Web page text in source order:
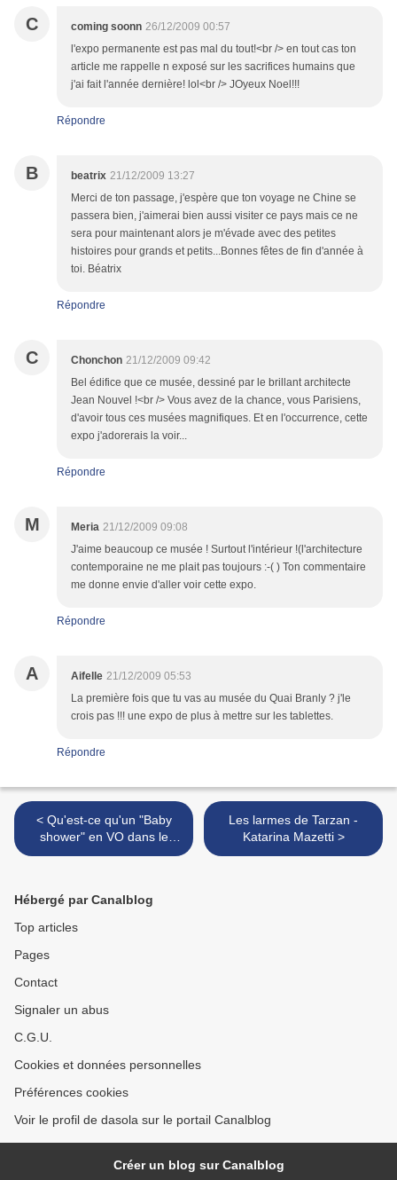
C coming soonn 26/12/2009 00:57
l'expo permanente est pas mal du tout!<br /> en tout cas ton
article me rappelle n exposé sur les sacrifices humains que
j'ai fait l'année dernière! lol<br /> JOyeux Noel!!!
Répondre
B beatrix 21/12/2009 13:27
Merci de ton passage, j'espère que ton voyage ne Chine se
passera bien, j'aimerai bien aussi visiter ce pays mais ce ne
sera pour maintenant alors je m'évade avec des petites
histoires pour grands et petits...Bonnes fêtes de fin d'année à
toi. Béatrix
Répondre
C Chonchon 21/12/2009 09:42
Bel édifice que ce musée, dessiné par le brillant architecte
Jean Nouvel !<br /> Vous avez de la chance, vous Parisiens,
d'avoir tous ces musées magnifiques. Et en l'occurrence, cette
expo j'adorerais la voir...
Répondre
M Meria 21/12/2009 09:08
J'aime beaucoup ce musée ! Surtout l'intérieur !(l'architecture
contemporaine ne me plait pas toujours :-( ) Ton commentaire
me donne envie d'aller voir cette expo.
Répondre
A Aifelle 21/12/2009 05:53
La première fois que tu vas au musée du Quai Branly ? j'le
crois pas !!! une expo de plus à mettre sur les tablettes.
Répondre
< Qu'est-ce qu'un "Baby
shower" en VO dans le
texte?
Les larmes de Tarzan -
Katarina Mazetti >
Hébergé par Canalblog
Top articles
Pages
Contact
Signaler un abus
C.G.U.
Cookies et données personnelles
Préférences cookies
Voir le profil de dasola sur le portail Canalblog
Créer un blog sur Canalblog